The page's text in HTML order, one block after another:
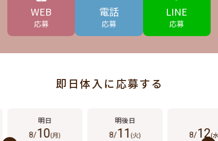
WEB
応募
電話
応募
LINE
応募
即日体入に応募する
8/10(月) 8/11 (火) 8/12(